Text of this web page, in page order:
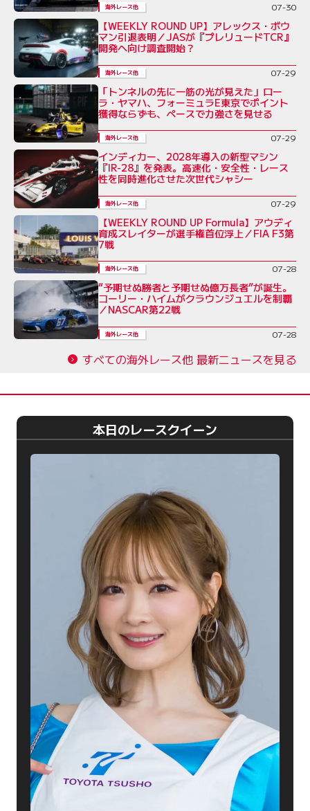
海外レース他 07-30
【WEEKLY ROUND UP】アレックス・ボウ
マン引退表明／JASが『プレリュードTCR』
開発へ向け調査開始？
海外レース他 07-29
「トンネルの先に一筋の光が見えた」ロー
ラ・ヤマハ、フォーミュラE東京でポイント
獲得ならずも、ペースで力強さを見せる
海外レース他 07-29
インディカー、2028年導入の新型マシン
『IR-28』を発表。高速化・安全性・レース
性を同時進化させた次世代シャシー
海外レース他 07-29
【WEEKLY ROUND UP Formula】アウディ
育成スレイターが選手権首位浮上／FIA F3第
7戦
海外レース他 07-28
“予期せぬ勝者と予期せぬ億万長者”が誕生。
コーリー・ハイムがクラウンジュエルを制覇
／NASCAR第22戦
海外レース他 07-28
すべての海外レース他 最新ニュースを見る
本日のレースクイーン